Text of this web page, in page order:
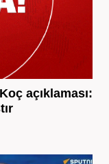
açıklaması: